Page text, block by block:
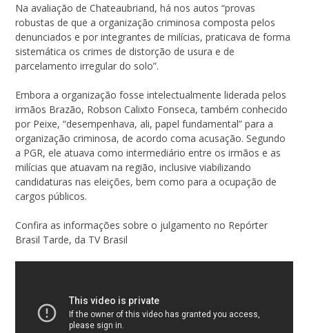
Na avaliação de Chateaubriand, há nos autos “provas
robustas de que a organização criminosa composta pelos
denunciados e por integrantes de milícias, praticava de forma
sistemática os crimes de distorção de usura e de
parcelamento irregular do solo”.
Embora a organização fosse intelectualmente liderada pelos
irmãos Brazão, Robson Calixto Fonseca, também conhecido
por Peixe, “desempenhava, ali, papel fundamental” para a
organização criminosa, de acordo coma acusação. Segundo
a PGR, ele atuava como intermediário entre os irmãos e as
milícias que atuavam na região, inclusive viabilizando
candidaturas nas eleições, bem como para a ocupação de
cargos públicos.
Confira as informações sobre o julgamento no Repórter
Brasil Tarde, da TV Brasil